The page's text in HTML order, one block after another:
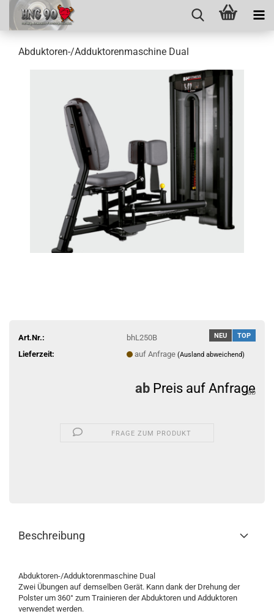
Abduktoren-/Adduktorenmaschine Dual
NEU TOP
Art.Nr.:
bhL250B
Lieferzeit:
auf Anfrage (Ausland abweichend)
Preis auf Anfrage
FRAGE ZUM PRODUKT
Beschreibung
Abduktoren-/Adduktorenmaschine Dual
Zwei Übungen auf demselben Gerät. Kann dank der Drehung der
Polster um 360° zum Trainieren der Abduktoren und Adduktoren
verwendet werden.